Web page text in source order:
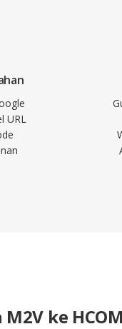
URL
ke HCOM